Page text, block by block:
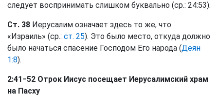
следует воспринимать слишком буквально (ср.: 24:53).
Ст. 38 Иерусалим означает здесь то же, что
«Израиль» (ср.: ст. 25). Это было место, откуда должно
было начаться спасение Господом Его народа (Деян
1:8).
2:41−52 Отрок Иисус посещает Иерусалимский храм
на Пасху